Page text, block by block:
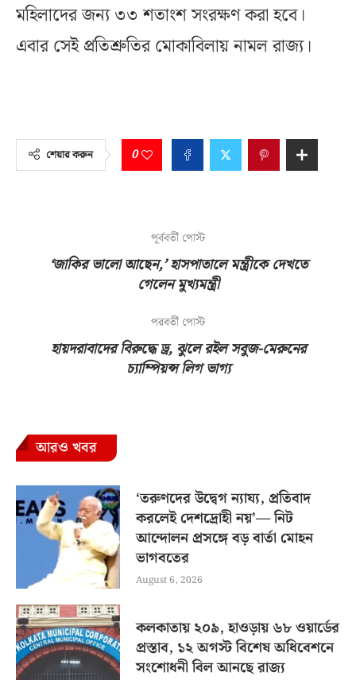
মহিলাদের জন্য ৩৩ শতাংশ সংরক্ষণ করা হবে।
এবার সেই প্রতিশ্রুতির মোকাবিলায় নামল রাজ্য।
শেয়ার করুন 0
পূর্ববর্তী পোস্ট
‘জাকির ভালো আছেন,’ হাসপাতালে মন্ত্রীকে দেখতে
গেলেন মুখ্যমন্ত্রী
পরবর্তী পোস্ট
হায়দরাবাদের বিরুদ্ধে ড্র, ঝুলে রইল সবুজ-মেরুনের
চ্যাম্পিয়ন্স লিগ ভাগ্য
আরও খবর
‘তরুণদের উদ্বেগ ন্যায্য, প্রতিবাদ
করলেই দেশদ্রোহী নয়’— নিট
আন্দোলন প্রসঙ্গে বড় বার্তা মোহন
ভাগবতের
August 6, 2026
কলকাতায় ২০৯, হাওড়ায় ৬৮ ওয়ার্ডের
প্রস্তাব, ১২ অগস্ট বিশেষ অধিবেশনে
সংশোধনী বিল আনছে রাজ্য